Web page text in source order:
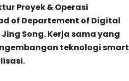
Proyek & Operasi
of Departement of Digital
Song. Kerja sama yang
teknologi smart